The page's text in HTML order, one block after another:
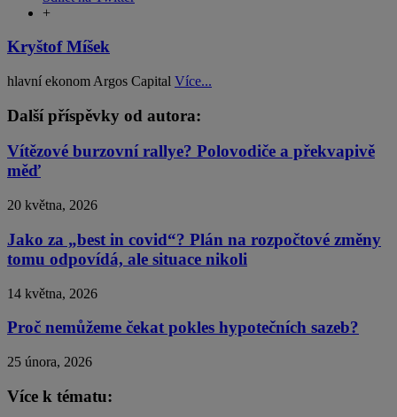
+
Kryštof Míšek
hlavní ekonom Argos Capital Více...
Další příspěvky od autora:
Vítězové burzovní rallye? Polovodiče a překvapivě
měď
20 května, 2026
Jako za „best in covid“? Plán na rozpočtové změny
tomu odpovídá, ale situace nikoli
14 května, 2026
Proč nemůžeme čekat pokles hypotečních sazeb?
25 února, 2026
Více k tématu: